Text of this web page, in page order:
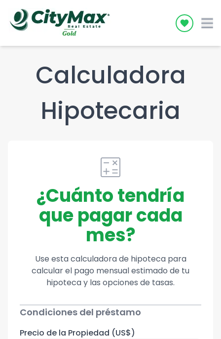
Icon
Calculadora
Hipotecaria
calculate
¿Cuánto tendría
que pagar cada
mes?
Use esta calculadora de hipoteca para
calcular el pago mensual estimado de tu
hipoteca y las opciones de tasas.
Condiciones del préstamo
Precio de la Propiedad (US$)